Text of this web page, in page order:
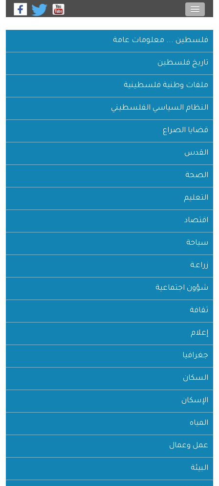
فلسطين ... معلومات عامة
تاريخ فلسطين
ملفات وطنية فلسطينية
النظام السياسي الفلسطيني
قضايا الصراع
القدس
الصحة
التعليم
اقتصاد
سياحة
زراعـة
شؤون اجتماعية
ثقافة
إعلام
جغرافيا
السكان
الإسكان
المياه
عمل وعمال
البيئة